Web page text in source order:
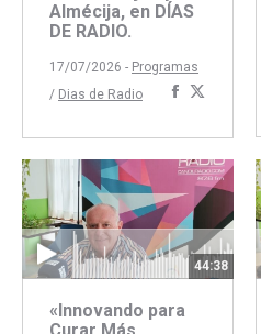
Almécija, en DÍAS
DE RADIO.
17/07/2026 - Programas
/ Dias de Radio
Compartir
Facebook
Twitter
44:38
«Innovando para
Curar Más